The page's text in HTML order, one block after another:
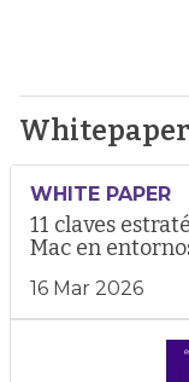
Whitepaper
WHITE PAPER
11 claves
Mac en
16 Mar 2026